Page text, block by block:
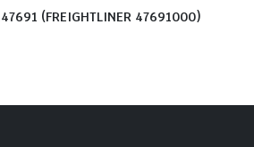
(FREIGHTLINER 47691000)